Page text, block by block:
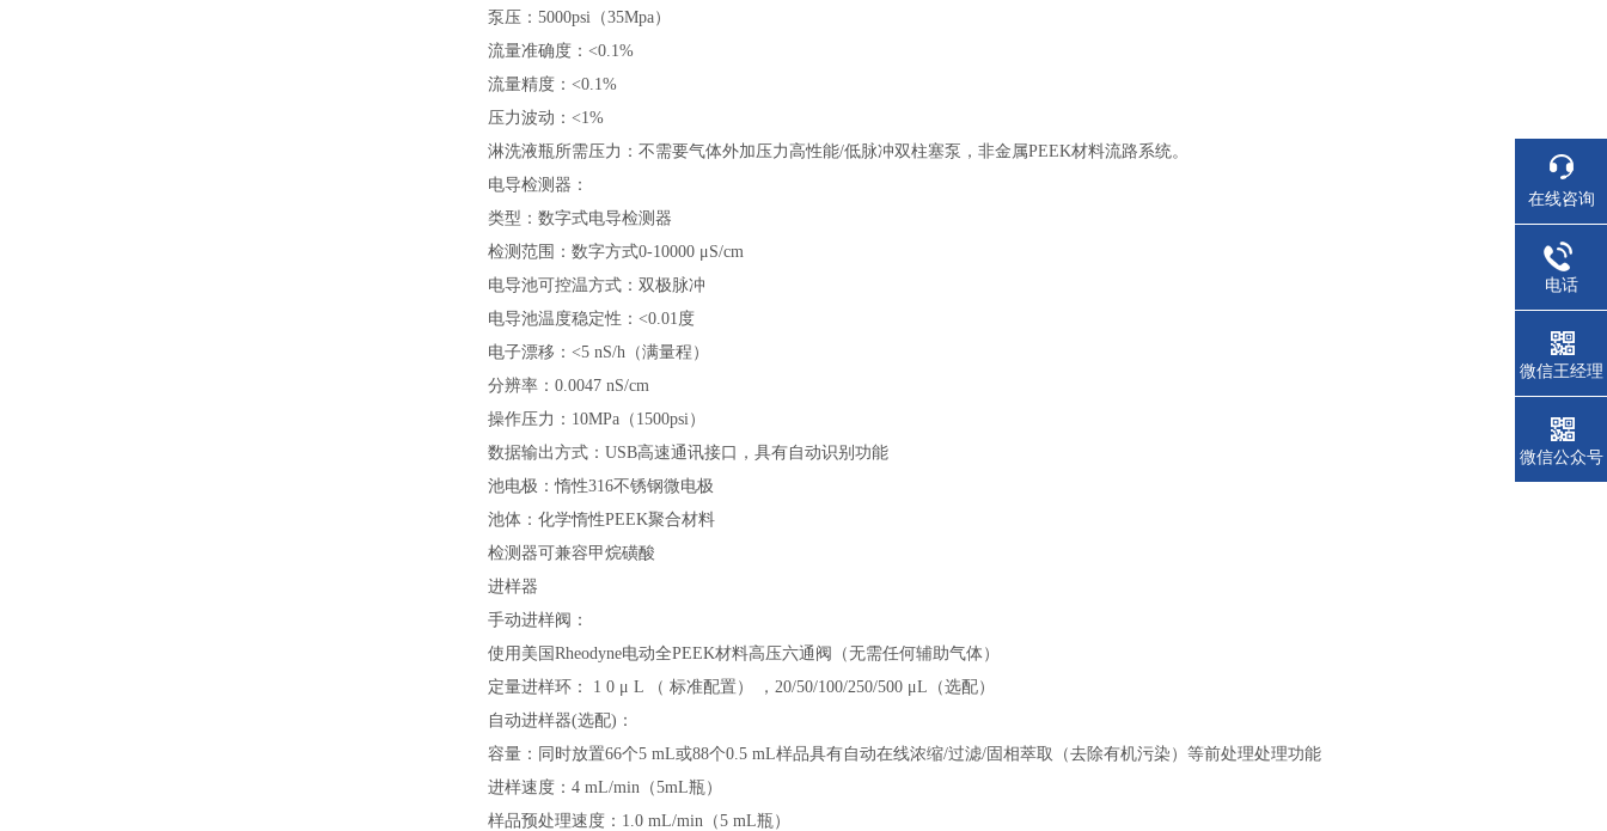
泵压：5000psi（35Mpa）
流量准确度：<0.1%
流量精度：<0.1%
压力波动：<1%
淋洗液瓶所需压力：不需要气体外加压力高性能/低脉冲双柱塞泵，非金属PEEK材料流路系统。
电导检测器：
类型：数字式电导检测器
检测范围：数字方式0-10000 μS/cm
电导池可控温方式：双极脉冲
电导池温度稳定性：<0.01度
电子漂移：<5 nS/h（满量程）
分辨率：0.0047 nS/cm
操作压力：10MPa（1500psi）
数据输出方式：USB高速通讯接口，具有自动识别功能
池电极：惰性316不锈钢微电极
池体：化学惰性PEEK聚合材料
检测器可兼容甲烷磺酸
进样器
手动进样阀：
使用美国Rheodyne电动全PEEK材料高压六通阀（无需任何辅助气体）
定量进样环： 1 0 μ L （ 标准配置） ，20/50/100/250/500 μL（选配）
自动进样器(选配)：
容量：同时放置66个5 mL或88个0.5 mL样品具有自动在线浓缩/过滤/固相萃取（去除有机污染）等前处理处理功能
进样速度：4 mL/min（5mL瓶）
样品预处理速度：1.0 mL/min（5 mL瓶）
在线咨询
电话
微信王经理
微信公众号